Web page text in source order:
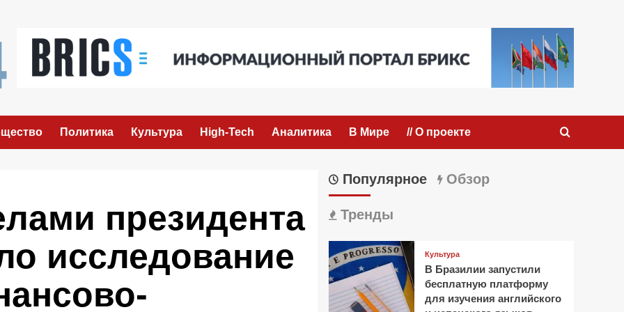
Политика Культура High-Tech Аналитика В Мире // О проекте
президента
исследование
Популярное Обзор
Тренды
Культура
В Бразилии запустили
бесплатную платформу
для изучения английского